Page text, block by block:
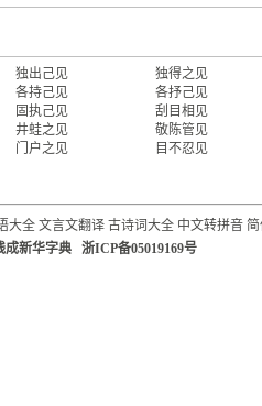
独出己见
独得之见
各持己见
各抒己见
固执己见
刮目相见
井蛙之见
敬陈管见
门户之见
目不忍见
大全 文言文翻译 古诗词大全 中文转拼音
新华字典 浙ICP备05019169号